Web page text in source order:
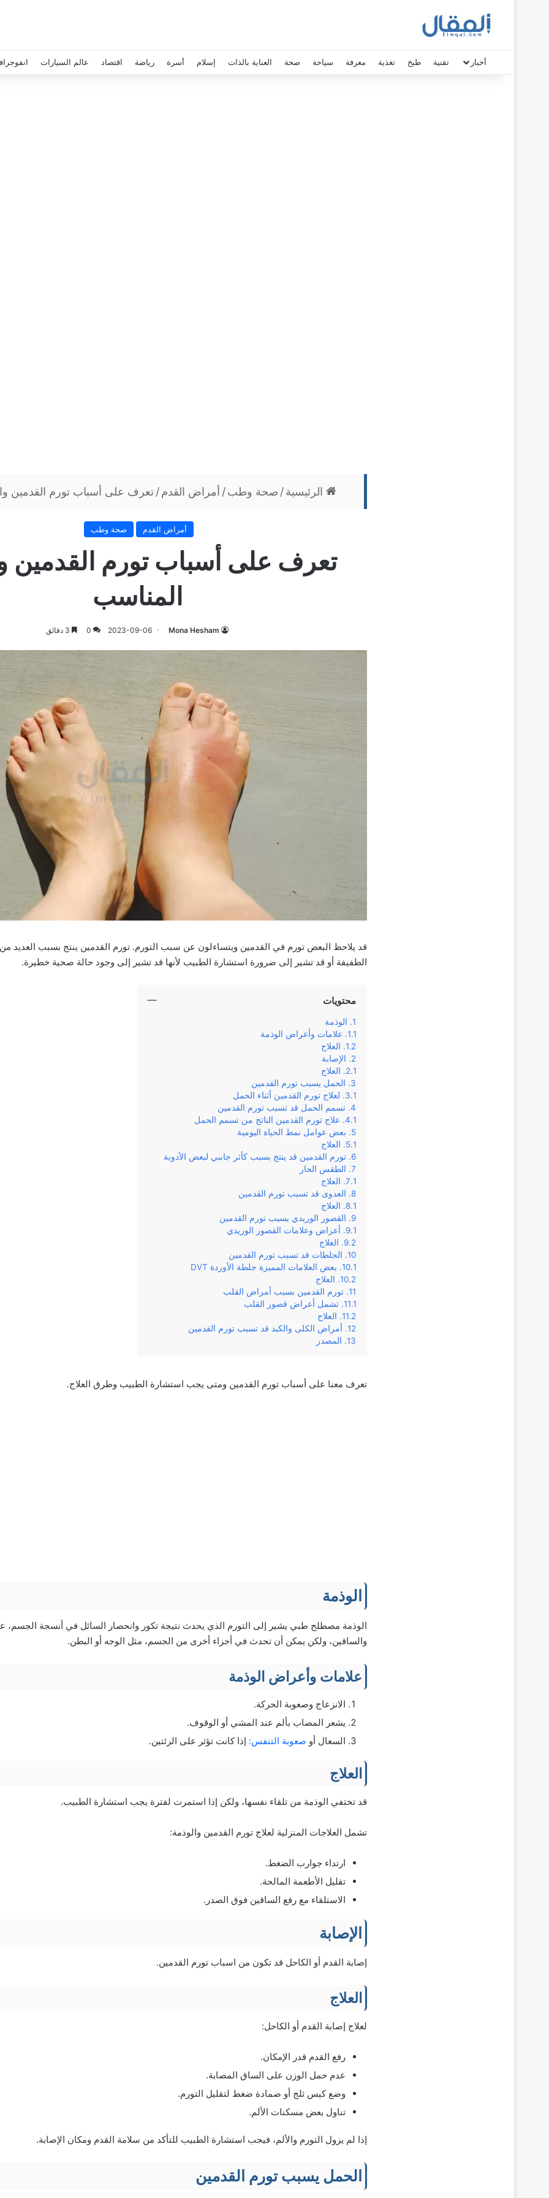
أخبار تقنية طبخ تغذية معرفة سياحة صحة العناية بالذات إسلام أسرة رياضة اقتصاد عالم السيارات
الرئيسية/ صحة وطب/ أمراض القدم/تعرف على أسباب تورم القدمين
أمراض القدم صحة وطب
تعرف على أسباب تورم القدمين
المناسب
Mona Hesham
2023-09-06
0
قد يلاحظ البعض تورم في القدمين ويتساءلون عن سبب التورم. تورم القدمين ينتج بسبب العديد من
الطفيفة أو قد تشير إلى ضرورة استشارة الطبيب لأنها قد تشير إلى وجود حالة صحية خطيرة.
محتويات
الوذمة
علامات وأعراض الوذمة
العلاج
الإصابة
العلاج
الحمل يسبب تورم القدمين
لعلاج تورم القدمين أثناء الحمل
تسمم الحمل قد تسبب تورم القدمين
علاج تورم القدمين الناتج من تسمم الحمل
بعض عوامل نمط الحياة اليومية
العلاج
تورم القدمين قد ينتج بسبب كأثر جانبي لبعض الأدوية
الطقس الحار
العلاج
العدوى قد تسبب تورم القدمين
العلاج
القصور الوريدي يسبب تورم القدمين
أعراض وعلامات القصور الوريدي
العلاج
الجلطات قد تسبب تورم القدمين
بعض العلامات المميزة جلطة الأوردة DVT
العلاج
تورم القدمين بسبب أمراض القلب
تشمل أعراض قصور القلب
العلاج
أمراض الكلى والكبد قد تسبب تورم القدمين
المصدر
تعرف معنا على أسباب تورم القدمين ومتى يجب استشارة الطبيب وطرق العلاج.
الوذمة
الوذمة مصطلح طبي يشير إلى التورم الذي يحدث نتيجة تكور وانحصار السائل في أنسجة الجسم،
والساقين، ولكن يمكن أن تحدث في أجزاء أخرى من الجسم، مثل الوجه أو البطن.
علامات وأعراض الوذمة
الانزعاج وصعوبة الحركة.
يشعر المصاب بألم عند المشي أو الوقوف.
السعال أو صعوبة التنفس: إذا كانت تؤثر على الرئتين.
العلاج
قد تختفي الوذمة من تلقاء نفسها، ولكن إذا استمرت لفترة يجب استشارة الطبيب.
تشمل العلاجات المنزلية لعلاج تورم القدمين والوذمة:
ارتداء جوارب الضغط.
تقليل الأطعمة المالحة.
الاستلقاء مع رفع الساقين فوق الصدر.
الإصابة
إصابة القدم أو الكاحل قد تكون من اسباب تورم القدمين.
العلاج
لعلاج إصابة القدم أو الكاحل:
رفع القدم قدر الإمكان.
عدم حمل الوزن على الساق المصابة.
وضع كيس ثلج أو ضمادة ضغط لتقليل التورم.
تناول بعض مسكنات الألم.
إذا لم يزول التورم والألم، فيجب استشارة الطبيب للتأكد من سلامة القدم ومكان الإصابة.
الحمل يسبب تورم القدمين